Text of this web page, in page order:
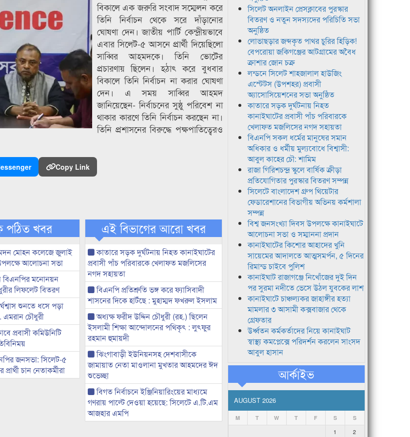
বিকালে এক জরুরি সংবাদ সম্মেলন করে
তিনি নির্বাচন থেকে সরে দাঁড়ানোর
ঘোষণা দেন। জাতীয় পার্টি কেন্দ্রীয়ভাবে
এবার সিলেট-৫ আসনে প্রার্থী দিয়েছিলো
সাব্বির আহমদকে। তিনি ভোটের
প্রচারণায় ছিলেন। হঠাৎ করে বুধবার
বিকালে তিনি নির্বাচন না করার ঘোষণা
দেন। এ সময় সাব্বির আহমদ
জানিয়েছেন- নির্বাচনের সুষ্ঠু পরিবেশ না
থাকার কারণে তিনি নির্বাচন করছেন না।
তিনি প্রশাসনের বিরুদ্ধে পক্ষপাতিত্বেরও
Copy Link
পঠিত খবর
মোহন কলেজে জুলাই
আলোচনা সভা
মনোনয়ন
লিফলেট বিতরণ
শুনতে ধসে পড়া
এমরান চৌধুরী
প্রবাসী কমিউনিটি
জনসভা: সিলেট-৫
চান নেতাকর্মীরা
এই বিভাগের আরো খবর
কাতারে সড়ক দুর্ঘটনায় নিহত কানাইঘাটের
প্রবাসী পাঁচ পরিবারকে খেলাফত মজলিসের
নগদ সহায়তা
বিএনপি প্রতিশ্রুতি ভঙ্গ করে ফ্যাসিবাদী
শাসনের দিকে হাটঁছে : মুহাম্মদ ফখরুল ইসলাম
অধ্যক্ষ ফরীদ উদ্দিন চৌধুরী (রহ.) ছিলেন
ইসলামী শিক্ষা আন্দোলনের পথিকৃৎ : লুৎফুর
রহমান হুমায়দী
ঝিংগাবাড়ী ইউনিয়নসহ দেশবাসীকে
জামায়াত নেতা মাওলানা মুখতার আহমদের ঈদ
শুভেচ্ছা
বিগত নির্বাচনে ইঞ্জিনিয়ারিংয়ের মাধ্যমে
গণরায় পাল্টে দেওয়া হয়েছে: সিলেটে এ.টি.এম
আজহার এমপি
সিলেট অনলাইন প্রেসক্লাবের পুরস্কার
বিতরণ ও নতুন সদস্যদের পরিচিতি সভা
অনুষ্ঠিত
লোভাছড়ার জব্দকৃত পাথর চুরির হিড়িক!
বেপরোয়া জকিগঞ্জের আটগ্রামের অবৈধ
ক্রাশার জোন চক্র
লন্ডনে সিলেট শাহজালাল হাউজিং
এস্টেটস (উপশহর) প্রবাসী
অ্যাসোসিয়েশনের সভা অনুষ্ঠিত
কাতারে সড়ক দুর্ঘটনায় নিহত
কানাইঘাটের প্রবাসী পাঁচ পরিবারকে
খেলাফত মজলিসের নগদ সহায়তা
বিএনপি সকল ধর্মের মানুষের সমান
অধিকার ও ধর্মীয় মুল্যবোধে বিশ্বাসী:
আবুল কাহের চৌ: শামিম
রাজা গিরিশচন্দ্র স্কুলে বার্ষিক ক্রীড়া
প্রতিযোগিতার পুরস্কার বিতরণ সম্পন্ন
সিলেটে বাংলাদেশ গ্রুপ থিয়েটার
ফেডারেশানের বিভাগীয় অভিনয় কর্মশালা
সম্পন্ন
বিশ্ব জনসংখ্যা দিবস উপলক্ষে কানাইঘাটে
আলোচনা সভা ও সম্মাননা প্রদান
কানাইঘাটের কিশোর আহাদের খুনি
সায়েমের আদালতে আত্মসমর্পন, ৫ দিনের
রিমান্ড চাইবে পুলিশ
কানাইঘাট রাজাগঞ্জে নিখোঁজের দুই দিন
পর সুরমা নদীতে ভেসে উঠল যুবকের লাশ
কানাইঘাটে চাঞ্চল্যকর জাহাঙ্গীর হত্যা
মামলার ৩ আসামী কক্সবাজার থেকে
গ্রেফতার
উর্ধ্বতন কর্মকর্তাদের নিয়ে কানাইঘাট
স্বাস্থ্য কমপ্লেক্সে পরিদর্শন করলেন সাংসদ
আবুল হাসান
আর্কাইভ
AUGUST 2026
M T W T F S S
1
2